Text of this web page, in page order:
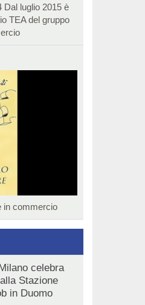
Dal luglio 2015 è
TEA del gruppo
in commercio
celebra
Stazione
in Duomo